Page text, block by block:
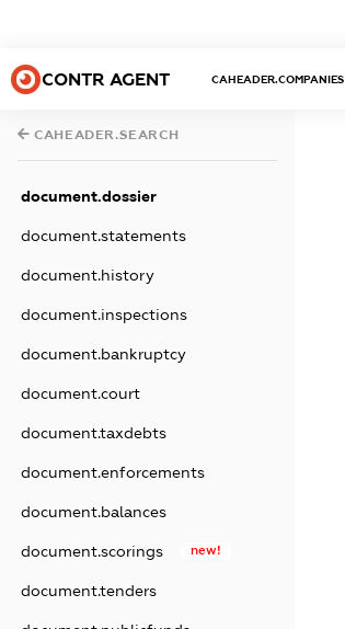
CONTR AGENT CAHEADER.COMPANIES
CAHEADER.SEARCH
document.dossier
document.statements
document.history
document.inspections
document.bankruptcy
document.court
document.taxdebts
document.enforcements
document.balances
document.scorings new!
document.tenders